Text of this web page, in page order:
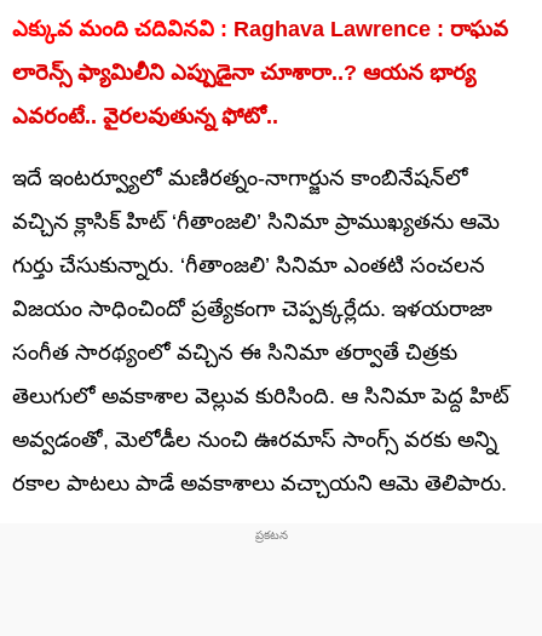
ఎక్కువ మంది చదివినవి : Raghava Lawrence : రాఘవ
లారెన్స్ ఫ్యామిలీని ఎప్పుడైనా చూశారా..? ఆయన భార్య
ఎవరంటే.. వైరలవుతున్న ఫోటో..
ఇదే ఇంటర్వ్యూలో మణిరత్నం-నాగార్జున కాంబినేషన్‌లో
వచ్చిన క్లాసిక్ హిట్ ‘గీతాంజలి’ సినిమా ప్రాముఖ్యతను ఆమె
గుర్తు చేసుకున్నారు. ‘గీతాంజలి’ సినిమా ఎంతటి సంచలన
విజయం సాధించిందో ప్రత్యేకంగా చెప్పక్కర్లేదు. ఇళయరాజా
సంగీత సారథ్యంలో వచ్చిన ఈ సినిమా తర్వాతే చిత్రకు
తెలుగులో అవకాశాల వెల్లువ కురిసింది. ఆ సినిమా పెద్ద హిట్
అవ్వడంతో, మెలోడీల నుంచి ఊరమాస్ సాంగ్స్ వరకు అన్ని
రకాల పాటలు పాడే అవకాశాలు వచ్చాయని ఆమె తెలిపారు.